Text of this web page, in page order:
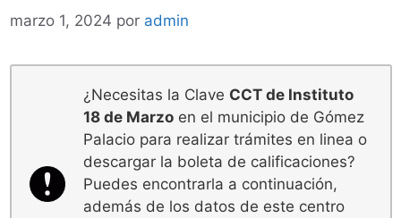
marzo 1, 2024 por admin
¿Necesitas la Clave CCT de Instituto
18 de Marzo en el municipio de Gómez
Palacio para realizar trámites en linea o
descargar la boleta de calificaciones?
Puedes encontrarla a continuación,
además de los datos de este centro